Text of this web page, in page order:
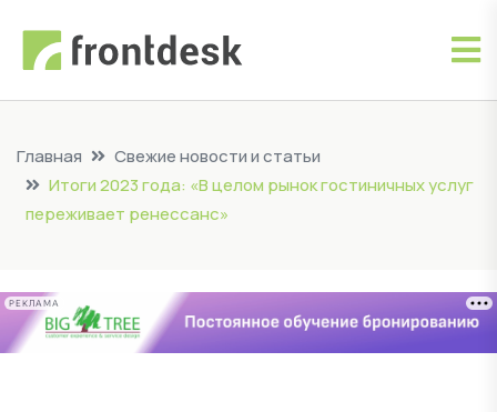
Главная
Свежие новости и статьи
Итоги 2023 года: «В целом рынок гостиничных услуг
переживает ренессанс»
РЕКЛАМА